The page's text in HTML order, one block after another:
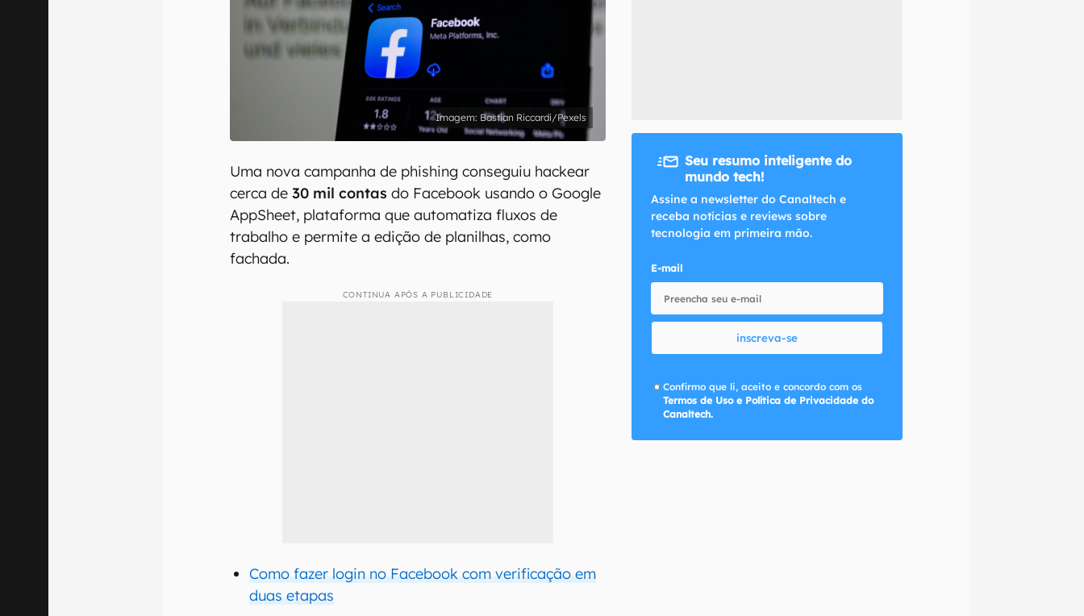
Bastian Riccardi/Pexels
Uma nova campanha de phishing conseguiu hackear
cerca de30 mil contas do Facebook usando o Google
AppSheet, plataforma que automatiza fluxos de
trabalho e permite a edição de planilhas, como
fachada.
CONTINUA APÓS A PUBLICIDADE
Como fazer login no Facebook com verificação em
duas etapas
Seu resumo inteligente do
mundo tech!
Assine a newsletter do Canaltech e
receba notícias e reviews sobre
tecnologia em primeira mão.
E-mail
inscreva-se
Confirmo que li, aceito e concordo com os
Termos de Uso e Política de Privacidade do
Canaltech.